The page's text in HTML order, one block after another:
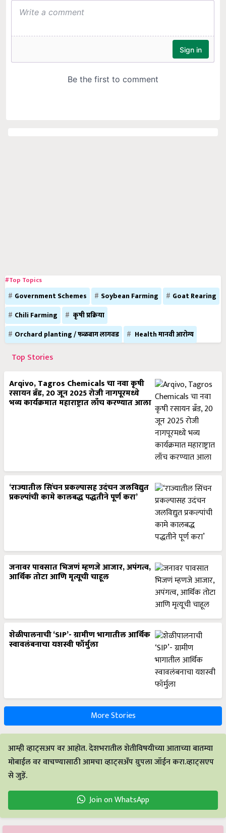
#Top Topics
Government Schemes Soybean Farming
Goat Rearing
Chili Farming
कृषी प्रक्रिया
Orchard planting / फळबाग लागवड
Health मानवी आरोग्य
Top Stories
Arqivo, Tagros Chemicals चा नवा कृषी
रसायन ब्रँड, 20 जून 2025 रोजी नागपूरमध्ये
भव्य कार्यक्रमात महाराष्ट्रात लाँच करण्यात आला
‘राज्यातील सिंचन प्रकल्पासह उदंचन जलविद्युत
प्रकल्पांची कामे कालबद्ध पद्धतीने पूर्ण करा’
जनावर पावसात भिजणं म्हणजे आजार, अपंगत्व,
आर्थिक तोटा आणि मृत्यूची चाहूल
शेळीपालनाची ‘SIP’- ग्रामीण भागातील आर्थिक
स्वावलंबनाचा यशस्वी फॉर्मुला
More Stories
आम्ही व्हाट्सअप वर आहोत. देशभरातील शेतीविषयीच्या आताच्या बातम्या
मोबाईल वर वाचण्यासाठी आमचा व्हाट्सअँप ग्रुपला जॉईन करा.व्हाट्सएप
से जुड़ें.
Join on WhatsApp